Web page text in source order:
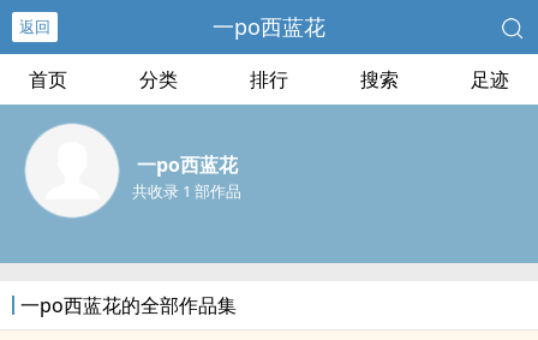
返回 一po西蓝花
首页 分类 排行 搜索 足迹
一po西蓝花
共收录 1 部作品
一po西蓝花的全部作品集